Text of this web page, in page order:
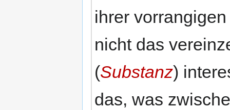
ihrer
nicht das
(Substanz)
das, was